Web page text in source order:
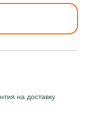
на доставку